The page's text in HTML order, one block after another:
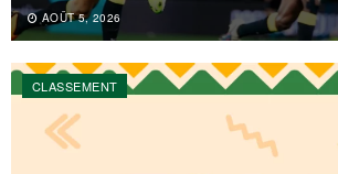
AOÛT 5, 2026
CLASSEMENT